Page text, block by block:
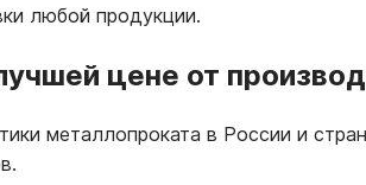
любой продукции.
цене от
металлопроката в России и